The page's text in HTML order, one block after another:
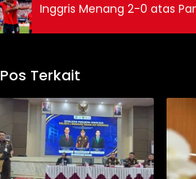
Inggris Menang 2-0 atas
Pos Terkait